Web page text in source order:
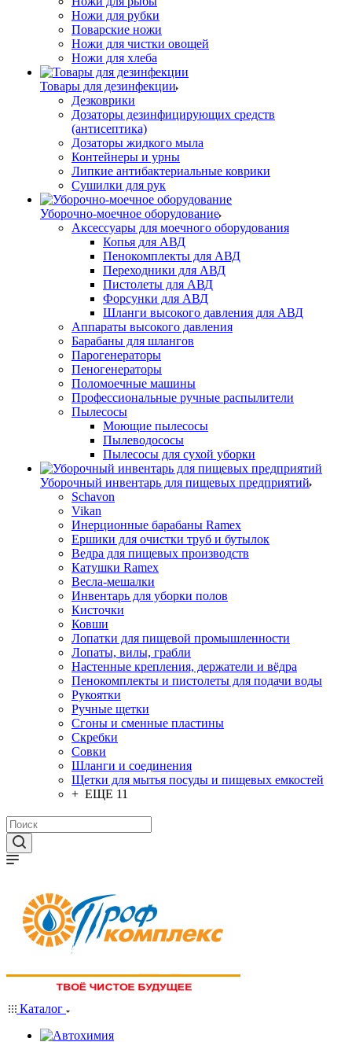
Ножи для рубки
Поварские ножи
Ножи для чистки овощей
Ножи для хлеба
Товары для дезинфекции
Дезковрики
Дозаторы дезинфицирующих средств
(антисептика)
Дозаторы жидкого мыла
Контейнеры и урны
Липкие антибактериальные коврики
Сушилки для рук
Уборочно-моечное оборудование
Аксессуары для моечного оборудования
Копья для АВД
Пенокомплекты для АВД
Переходники для АВД
Пистолеты для АВД
Форсунки для АВД
Шланги высокого давления для АВД
Аппараты высокого давления
Барабаны для шлангов
Парогенераторы
Пеногенераторы
Поломоечные машины
Профессиональные ручные распылители
Пылесосы
Моющие пылесосы
Пылеводососы
Пылесосы для сухой уборки
Уборочный инвентарь для пищевых предприятий
Schavon
Vikan
Инерционные барабаны Ramex
Ершики для очистки труб и бутылок
Ведра для пищевых производств
Катушки Ramex
Весла-мешалки
Инвентарь для уборки полов
Кисточки
Ковши
Лопатки для пищевой промышленности
Лопаты, вилы, грабли
Настенные крепления, держатели и вёдра
Пенокомплекты и пистолеты для подачи воды
Рукоятки
Ручные щетки
Сгоны и сменные пластины
Скребки
Совки
Шланги и соединения
Щетки для мытья посуды и пищевых емкостей
+ ЕЩЕ 11
Каталог